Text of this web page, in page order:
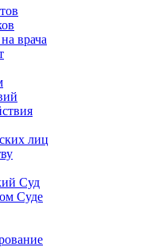
врача
лиц
Суд
Суде